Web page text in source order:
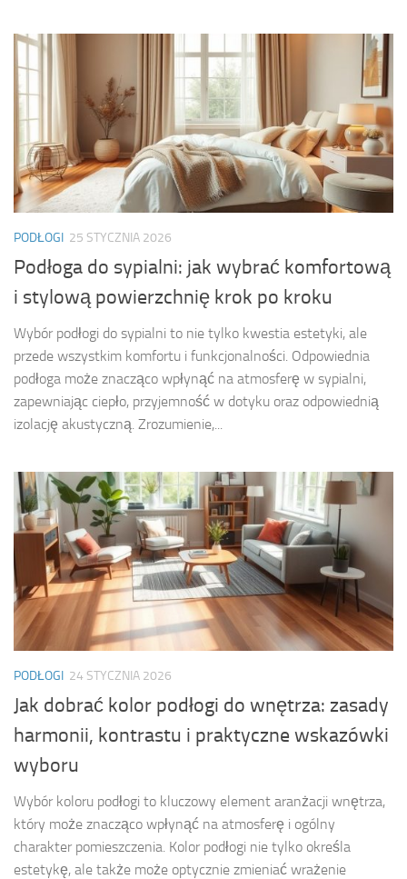
PODŁOGI 25 STYCZNIA 2026
Podłoga do sypialni: jak wybrać komfortową
i stylową powierzchnię krok po kroku
Wybór podłogi do sypialni to nie tylko kwestia estetyki, ale
przede wszystkim komfortu i funkcjonalności. Odpowiednia
podłoga może znacząco wpłynąć na atmosferę w sypialni,
zapewniając ciepło, przyjemność w dotyku oraz odpowiednią
izolację akustyczną. Zrozumienie,...
PODŁOGI 24 STYCZNIA 2026
Jak dobrać kolor podłogi do wnętrza: zasady
harmonii, kontrastu i praktyczne wskazówki
wyboru
Wybór koloru podłogi to kluczowy element aranżacji wnętrza,
który może znacząco wpłynąć na atmosferę i ogólny
charakter pomieszczenia. Kolor podłogi nie tylko określa
estetykę, ale także może optycznie zmieniać wrażenie